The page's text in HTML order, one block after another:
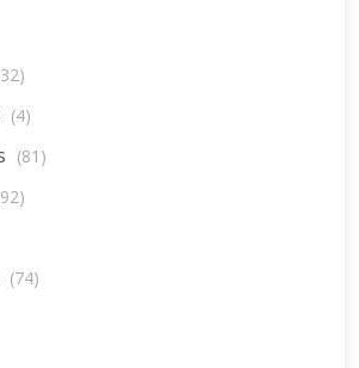
(4)
(81)
(74)